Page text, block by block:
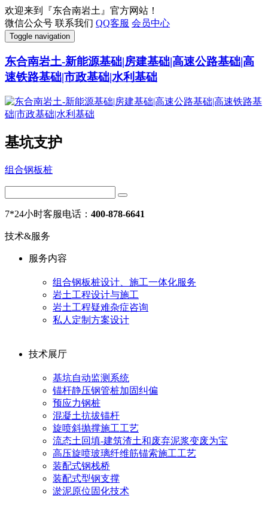
欢迎来到『东合南岩土』官方网站！
微信公众号 联系我们 QQ客服 会员中心
Toggle navigation
东合南岩土-新能源基础|房建基础|高速公路基础|高
速铁路基础|市政基础|水利基础
基坑支护
组合钢板桩
7*24小时客服电话： 400-878-6641
技术&服务
服务内容
组合钢板桩设计、施工一体化服务
岩土工程设计与施工
岩土工程疑难杂症咨询
私人定制方案设计
技术展厅
基坑自动监测系统
锚杆静压钢管桩加固纠偏
预应力钢桩
混凝土抗拔锚杆
旋喷斜抛撑施工工艺
流态土回填-建筑渣土和废弃泥浆变废为宝
高压旋喷玻璃纤维筋锚索施工工艺
装配式钢栈桥
装配式型钢支撑
淤泥原位固化技术